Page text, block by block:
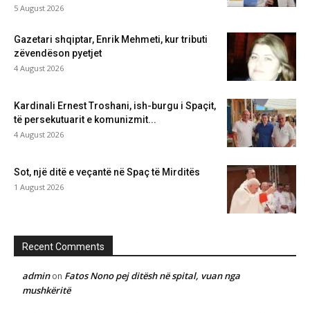
5 August 2026
Gazetari shqiptar, Enrik Mehmeti, kur tributi
zëvendëson pyetjet
4 August 2026
Kardinali Ernest Troshani, ish-burgu i Spaçit,
të persekutuarit e komunizmit...
4 August 2026
Sot, një ditë e veçantë në Spaç të Mirditës
1 August 2026
Recent Comments
adminon Fatos Nono pej ditësh në spital, vuan nga
mushkëritë